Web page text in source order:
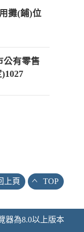
攤(鋪)位
公有零售
上頁 TOP
器為8.0以上版本